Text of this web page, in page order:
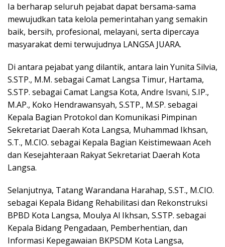
Ia berharap seluruh pejabat dapat bersama-sama
mewujudkan tata kelola pemerintahan yang semakin
baik, bersih, profesional, melayani, serta dipercaya
masyarakat demi terwujudnya LANGSA JUARA.
Di antara pejabat yang dilantik, antara lain Yunita Silvia,
S.STP., M.M. sebagai Camat Langsa Timur, Hartama,
S.STP. sebagai Camat Langsa Kota, Andre Isvani, S.IP.,
M.AP., Koko Hendrawansyah, S.STP., M.SP. sebagai
Kepala Bagian Protokol dan Komunikasi Pimpinan
Sekretariat Daerah Kota Langsa, Muhammad Ikhsan,
S.T., M.CIO. sebagai Kepala Bagian Keistimewaan Aceh
dan Kesejahteraan Rakyat Sekretariat Daerah Kota
Langsa.
Selanjutnya, Tatang Warandana Harahap, S.ST., M.CIO.
sebagai Kepala Bidang Rehabilitasi dan Rekonstruksi
BPBD Kota Langsa, Moulya Al Ikhsan, S.STP. sebagai
Kepala Bidang Pengadaan, Pemberhentian, dan
Informasi Kepegawaian BKPSDM Kota Langsa,